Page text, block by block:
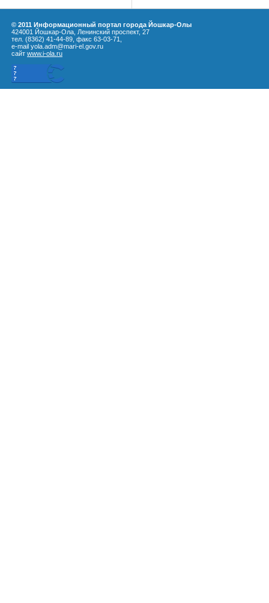
© 2011 Информационный портал города Йошкар-Олы
424001 Йошкар-Ола, Ленинский проспект, 27
тел. (8362) 41-44-89, факс 63-03-71,
e-mail yola.adm@mari-el.gov.ru
сайт www.i-ola.ru